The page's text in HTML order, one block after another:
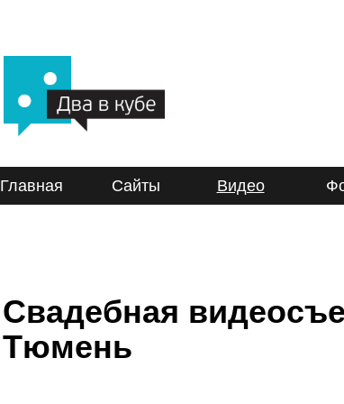
Главная Сайты Видео
Свадебная
Тюмень